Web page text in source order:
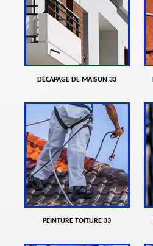
DÉCAPAGE DE MAISON 33
PEINTURE TOITURE 33